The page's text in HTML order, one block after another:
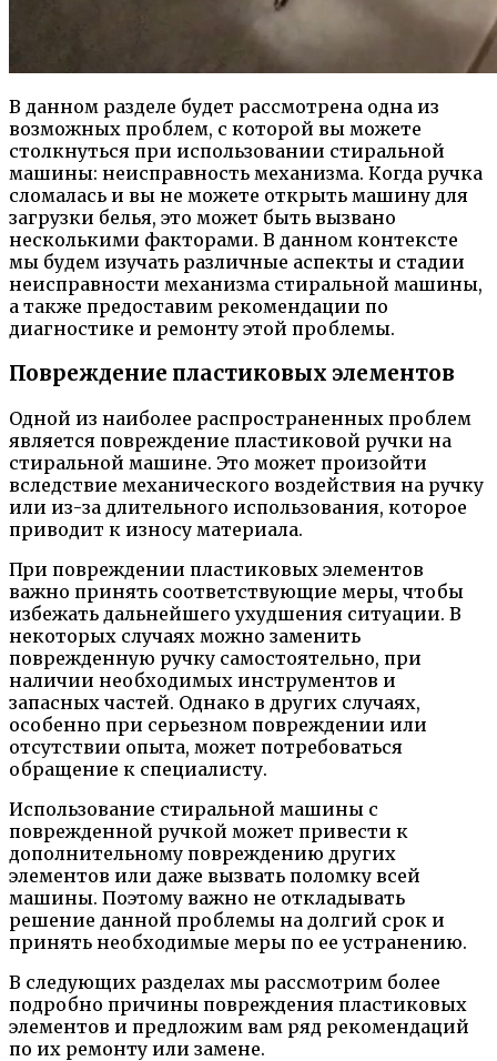
В данном разделе будет рассмотрена одна из
возможных проблем, с которой вы можете
столкнуться при использовании стиральной
машины: неисправность механизма. Когда ручка
сломалась и вы не можете открыть машину для
загрузки белья, это может быть вызвано
несколькими факторами. В данном контексте
мы будем изучать различные аспекты и стадии
неисправности механизма стиральной машины,
а также предоставим рекомендации по
диагностике и ремонту этой проблемы.
Повреждение пластиковых элементов
Одной из наиболее распространенных проблем
является повреждение пластиковой ручки на
стиральной машине. Это может произойти
вследствие механического воздействия на ручку
или из-за длительного использования, которое
приводит к износу материала.
При повреждении пластиковых элементов
важно принять соответствующие меры, чтобы
избежать дальнейшего ухудшения ситуации. В
некоторых случаях можно заменить
поврежденную ручку самостоятельно, при
наличии необходимых инструментов и
запасных частей. Однако в других случаях,
особенно при серьезном повреждении или
отсутствии опыта, может потребоваться
обращение к специалисту.
Использование стиральной машины с
поврежденной ручкой может привести к
дополнительному повреждению других
элементов или даже вызвать поломку всей
машины. Поэтому важно не откладывать
решение данной проблемы на долгий срок и
принять необходимые меры по ее устранению.
В следующих разделах мы рассмотрим более
подробно причины повреждения пластиковых
элементов и предложим вам ряд рекомендаций
по их ремонту или замене.